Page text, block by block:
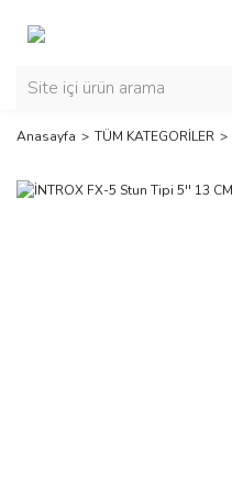
Anasayfa TÜM KATEGORİLER